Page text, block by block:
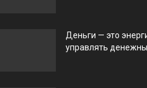
Деньги — это
управлять